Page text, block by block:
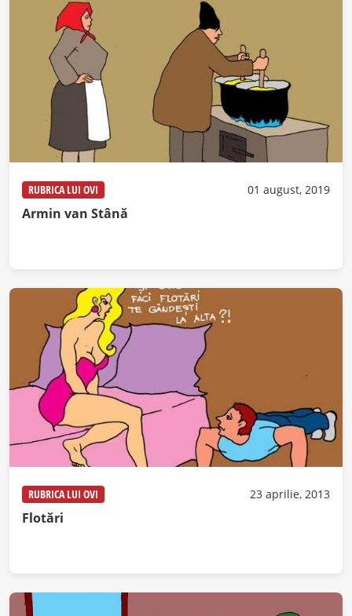
RUBRICA LUI OVI 01 august, 2019
Armin van Stână
RUBRICA LUI OVI 23 aprilie, 2013
Flotări